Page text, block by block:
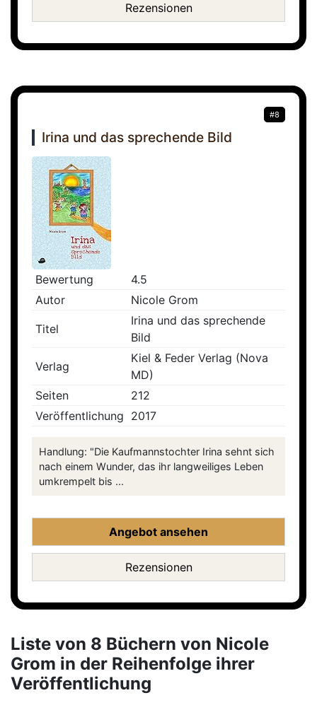
Rezensionen
#8
Irina und das sprechende Bild
Bewertung
4.5
Autor
Nicole Grom
Titel
Irina und das sprechende
Bild
Verlag
Kiel & Feder Verlag (Nova
MD)
Seiten
212
Veröffentlichung 2017
Handlung: "Die Kaufmannstochter Irina sehnt sich
nach einem Wunder, das ihr langweiliges Leben
umkrempelt bis ...
Angebot ansehen
Rezensionen
Liste von 8 Büchern von Nicole
Grom in der Reihenfolge ihrer
Veröffentlichung